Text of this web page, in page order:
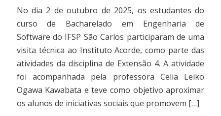
No dia 2 de outubro de 2025, os estudantes do
curso de Bacharelado em Engenharia de
Software do IFSP São Carlos participaram de uma
visita técnica ao Instituto Acorde, como parte das
atividades da disciplina de Extensão 4. A atividade
foi acompanhada pela professora Celia Leiko
Ogawa Kawabata e teve como objetivo aproximar
os alunos de iniciativas sociais que promovem […]